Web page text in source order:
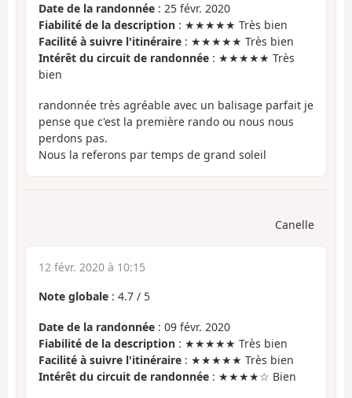
Date de la randonnée : 25 févr. 2020
Fiabilité de la description : ★★★★★ Très bien
Facilité à suivre l'itinéraire : ★★★★★ Très bien
Intérêt du circuit de randonnée : ★★★★★ Très
bien
randonnée très agréable avec un balisage parfait je
pense que c'est la première rando ou nous nous
perdons pas.
Nous la referons par temps de grand soleil
Canelle
12 févr. 2020 à 10:15
Note globale : 4.7 / 5
Date de la randonnée : 09 févr. 2020
Fiabilité de la description : ★★★★★ Très bien
Facilité à suivre l'itinéraire : ★★★★★ Très bien
Intérêt du circuit de randonnée : ★★★★☆ Bien